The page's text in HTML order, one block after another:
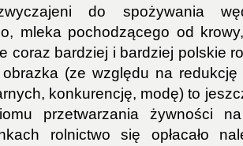
do spożywania
mleka pochodzącego od
coraz bardziej i bardziej polskie
(ze względu na redukcję
konkurencję, modę) to
przetwarzania żywności
rolnictwo się opłacało